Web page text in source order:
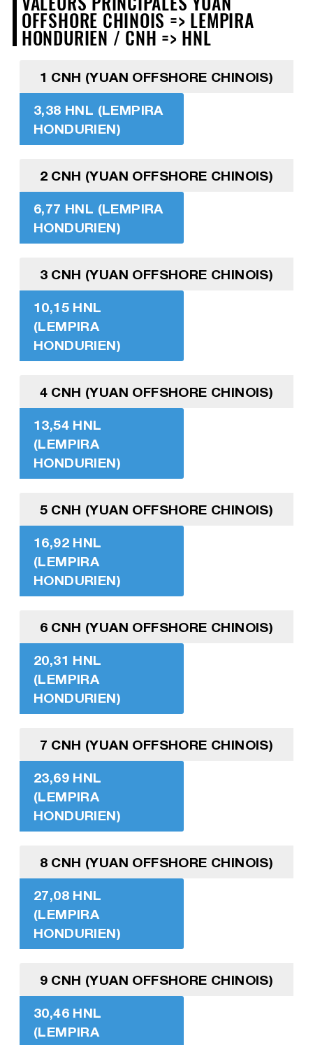
OFFSHORE CHINOIS => LEMPIRA
HONDURIEN / CNH => HNL
1 CNH (YUAN OFFSHORE CHINOIS)
3,38 HNL (LEMPIRA
HONDURIEN)
2 CNH (YUAN OFFSHORE CHINOIS)
6,77 HNL (LEMPIRA
HONDURIEN)
3 CNH (YUAN OFFSHORE CHINOIS)
10,15 HNL
(LEMPIRA
HONDURIEN)
4 CNH (YUAN OFFSHORE CHINOIS)
13,54 HNL
(LEMPIRA
HONDURIEN)
5 CNH (YUAN OFFSHORE CHINOIS)
16,92 HNL
(LEMPIRA
HONDURIEN)
6 CNH (YUAN OFFSHORE CHINOIS)
20,31 HNL
(LEMPIRA
HONDURIEN)
7 CNH (YUAN OFFSHORE CHINOIS)
23,69 HNL
(LEMPIRA
HONDURIEN)
8 CNH (YUAN OFFSHORE CHINOIS)
27,08 HNL
(LEMPIRA
HONDURIEN)
9 CNH (YUAN OFFSHORE CHINOIS)
30,46 HNL
(LEMPIRA